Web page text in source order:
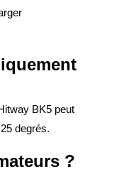
BK5 peut
degrés.
?